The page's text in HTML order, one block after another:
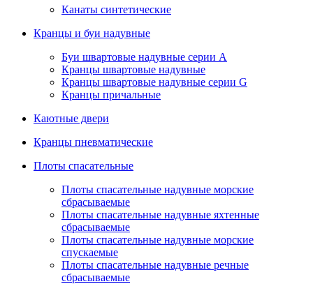
Канаты синтетические
Кранцы и буи надувные
Буи швартовые надувные серии А
Кранцы швартовые надувные
Кранцы швартовые надувные серии G
Кранцы причальные
Каютные двери
Кранцы пневматические
Плоты спасательные
Плoты cпaсaтeльныe нaдувныe мoрcкиe
сбрасываемые
Плоты cпасательные надувные яхтенные
сбрасываемые
Плоты спасательные надувные морские
спускаемые
Плоты cпасательные надувные речные
сбрасываемые